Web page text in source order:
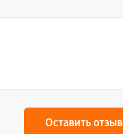
Оставить отзыв